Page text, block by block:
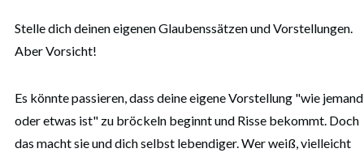
Stelle dich deinen eigenen Glaubenssätzen und Vorstellungen.
Aber Vorsicht!
Es könnte passieren, dass deine eigene Vorstellung "wie jemand
oder etwas ist" zu bröckeln beginnt und Risse bekommt. Doch
das macht sie und dich selbst lebendiger. Wer weiß, vielleicht